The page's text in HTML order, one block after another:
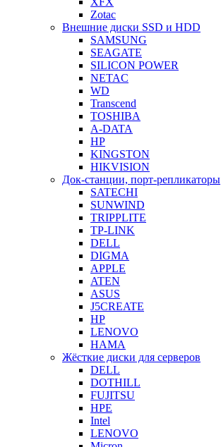
Zotac
Внешние диски SSD и HDD
SAMSUNG
SEAGATE
SILICON POWER
NETAC
WD
Transcend
TOSHIBA
A-DATA
HP
KINGSTON
HIKVISION
Док-станции, порт-репликаторы
SATECHI
SUNWIND
TRIPPLITE
TP-LINK
DELL
DIGMA
APPLE
ATEN
ASUS
J5CREATE
HP
LENOVO
HAMA
Жёсткие диски для серверов
DELL
DOTHILL
FUJITSU
HPE
Intel
LENOVO